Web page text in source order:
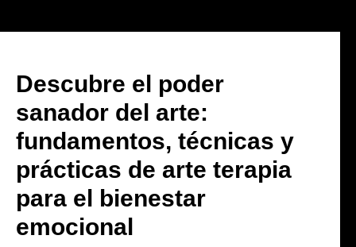
Descubre el poder
sanador del arte:
fundamentos, técnicas y
prácticas de arte terapia
para el bienestar
emocional